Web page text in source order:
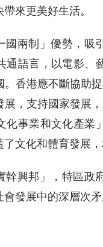
來更美好生活。
國兩制」優勢，吸
通語言，以電影、
。香港應不斷協助
，支持國家發展
化事業和文化產業
文化和體育發展
幹興邦」，特區
發展中的深層次